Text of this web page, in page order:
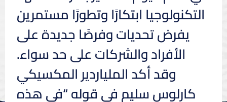
التكنولوجيا ابتكارًا وتطورًا مستمرين
يفرض تحديات وفرصًا جديدة على
الأفراد والشركات على حد سواء.
وقد أكد الملياردير المكسيكي
كارلوس سليم في قوله “في هذه